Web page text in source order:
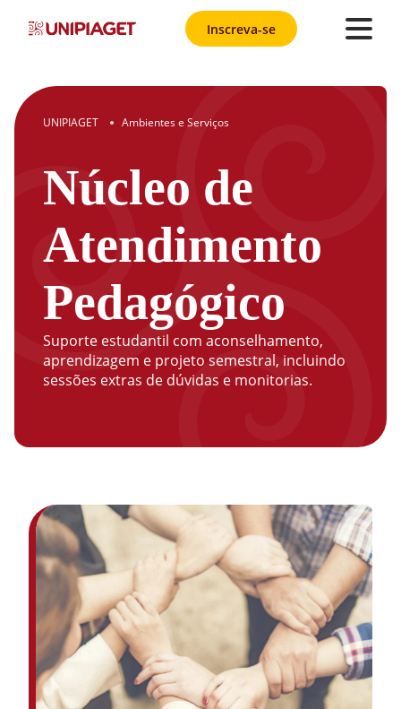
Inscreva-se
UNIPIAGET ● Ambientes e Serviços
Núcleo de
Atendimento
Pedagógico
Suporte estudantil com aconselhamento,
aprendizagem e projeto semestral, incluindo
sessões extras de dúvidas e monitorias.